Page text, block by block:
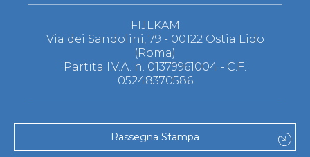
FIJLKAM
Via dei Sandolini, 79 - 00122 Ostia Lido
(Roma)
Partita I.V.A. n. 01379961004 - C.F.
05248370586
Rassegna Stampa